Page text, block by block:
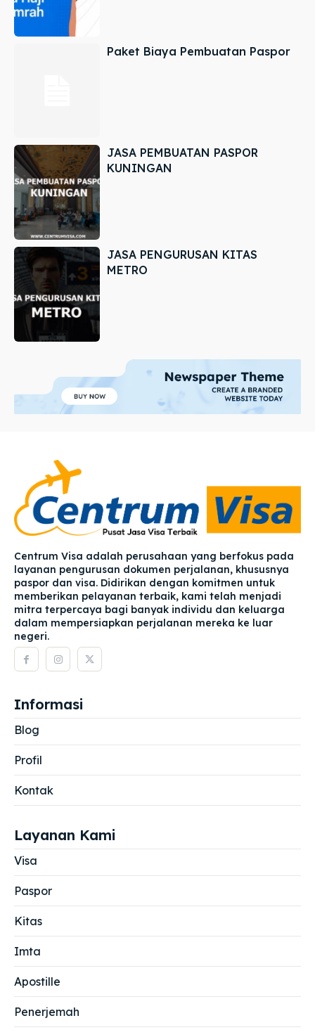
Paket Biaya Pembuatan Paspor
JASA PEMBUATAN PASPOR
KUNINGAN
JASA PENGURUSAN KITAS
METRO
Centrum Visa adalah perusahaan yang berfokus pada
layanan pengurusan dokumen perjalanan, khususnya
paspor dan visa. Didirikan dengan komitmen untuk
memberikan pelayanan terbaik, kami telah menjadi
mitra terpercaya bagi banyak individu dan keluarga
dalam mempersiapkan perjalanan mereka ke luar
negeri.
Informasi
Blog
Profil
Kontak
Layanan Kami
Visa
Paspor
Kitas
Imta
Apostille
Penerjemah